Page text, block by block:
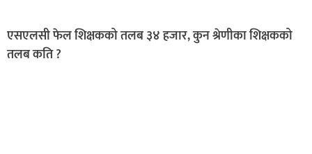
एसएलसी फेल शिक्षकको तलब ३४ हजार, कुन श्रेणीका शिक्षकको
तलब कति ?